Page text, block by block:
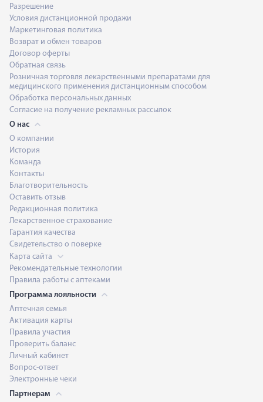
Разрешение
Условия дистанционной продажи
Маркетинговая политика
Возврат и обмен товаров
Договор оферты
Обратная связь
Розничная торговля лекарственными препаратами для
медицинского применения дистанционным способом
Обработка персональных данных
Согласие на получение рекламных рассылок
О нас
О компании
История
Команда
Контакты
Благотворительность
Оставить отзыв
Редакционная политика
Лекарственное страхование
Гарантия качества
Свидетельство о поверке
Карта сайта
Рекомендательные технологии
Правила работы с аптеками
Программа лояльности
Аптечная семья
Активация карты
Правила участия
Проверить баланс
Личный кабинет
Вопрос-ответ
Электронные чеки
Партнерам